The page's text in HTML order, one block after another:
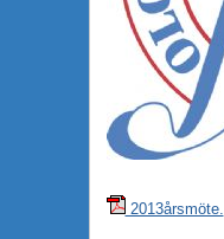
2013årsmöte.